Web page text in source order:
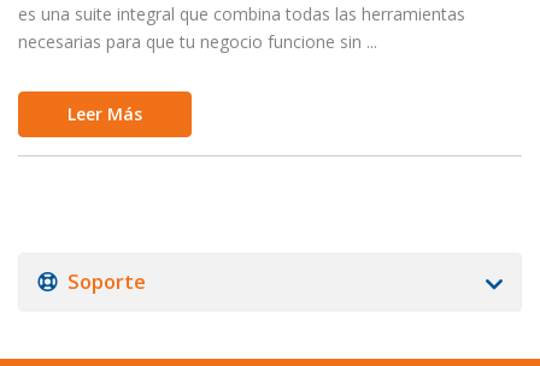
es una suite integral que combina todas las herramientas
necesarias para que tu negocio funcione sin ...
Leer Más
Soporte